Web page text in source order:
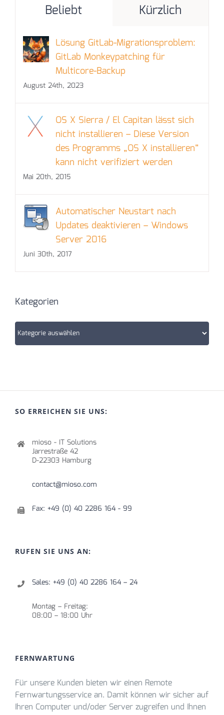
Beliebt Kürzlich
Lösung GitLab-Migrationsproblem:
GitLab Monkeypatching für
Multicore-Backup
August 24th, 2023
OS X Sierra‎ / El Capitan lässt sich
nicht installieren – Diese Version
des Programms „OS X installieren“
kann nicht verifiziert werden
Mai 20th, 2015
Automatischer Neustart nach
Updates deaktivieren – Windows
Server 2016
Juni 30th, 2017
Kategorien
Kategorien
SO ERREICHEN SIE UNS:
mioso - IT Solutions
Jarrestraße 42
D-22303 Hamburg
contact@mioso.com
Fax: +49 (0) 40 2286 164 - 99
RUFEN SIE UNS AN:
Sales: +49 (0) 40 2286 164 – 24
Montag – Freitag:
08:00 – 18:00 Uhr
FERNWARTUNG
Für unsere Kunden bieten wir einen Remote
Fernwartungsservice an. Damit können wir sicher auf
Ihren Computer und/oder Server zugreifen und Ihnen